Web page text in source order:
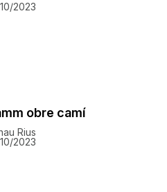
2023
obre camí
Rius
2023